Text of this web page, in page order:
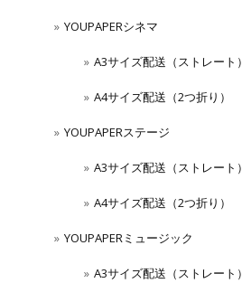
YOUPAPERシネマ
A3サイズ配送（ストレート）
A4サイズ配送（2つ折り）
YOUPAPERステージ
A3サイズ配送（ストレート）
A4サイズ配送（2つ折り）
YOUPAPERミュージック
A3サイズ配送（ストレート）